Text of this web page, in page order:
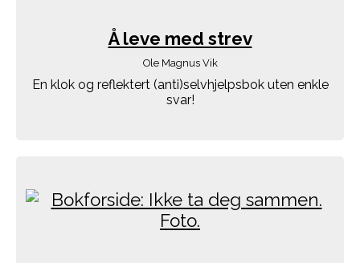
Å leve med strev
Ole Magnus Vik
En klok og reflektert (anti)selvhjelpsbok uten enkle
svar!